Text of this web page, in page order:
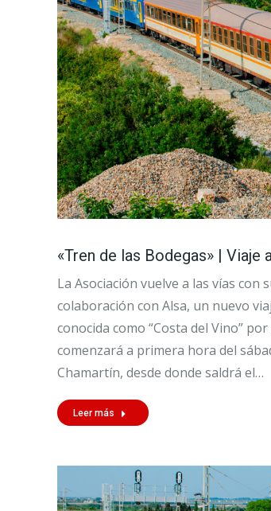
«Tren de las Bodegas» | Viaje
La Asociación vuelve a las vías
colaboración con Alsa, un nuevo
conocida como “Costa del Vino”
comenzará a primera hora del
Chamartín, desde donde saldrá el…
Leer más